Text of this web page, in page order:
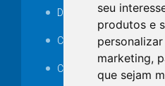
seu
produtos e
marketing,
que sejam
Desapropriações
Catalogo Eletrônico de
Consórcios Municipais